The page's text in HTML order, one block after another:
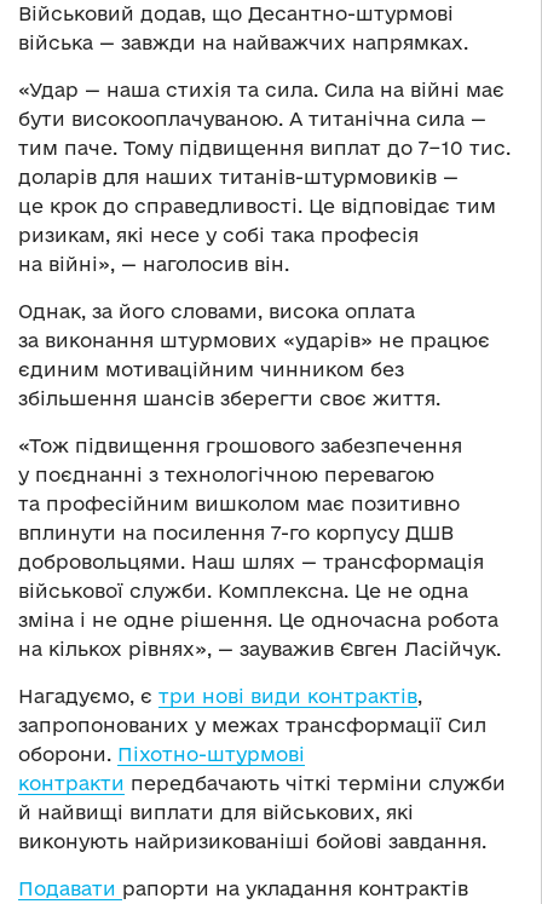
Військовий додав, що Десантно-штурмові
війська — завжди на найважчих напрямках.
«Удар — наша стихія та сила. Сила на війні має
бути високооплачуваною. А титанічна сила —
тим паче. Тому підвищення виплат до 7−10 тис.
доларів для наших титанів-штурмовиків —
це крок до справедливості. Це відповідає тим
ризикам, які несе у собі така професія
на війні», — наголосив він.
Однак, за його словами, висока оплата
за виконання штурмових «ударів» не працює
єдиним мотиваційним чинником без
збільшення шансів зберегти своє життя.
«Тож підвищення грошового забезпечення
у поєднанні з технологічною перевагою
та професійним вишколом має позитивно
вплинути на посилення 7-го корпусу ДШВ
добровольцями. Наш шлях — трансформація
військової служби. Комплексна. Це не одна
зміна і не одне рішення. Це одночасна робота
на кількох рівнях», — зауважив Євген Ласійчук.
Нагадуємо, є три нові види контрактів
запропонованих у межах трансформації Сил
оборони. Піхотно-штурмові
контракти передбачають чіткі терміни служби
й найвищі виплати для військових, які
виконують найризикованіші бойові завдання.
Подавати рапорти на укладання контрактів